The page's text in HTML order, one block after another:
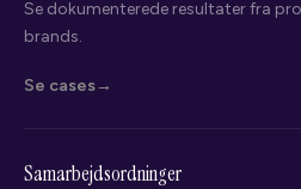
Se dokumenterede resultater fra
brands.
Se cases
Samarbejdsordninger